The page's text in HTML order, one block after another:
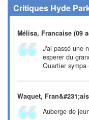
Critiques Hyde
Mélisa, Francaise (09
J'ai passé une
esperer du
Quartier
Waquet,
Auberge de